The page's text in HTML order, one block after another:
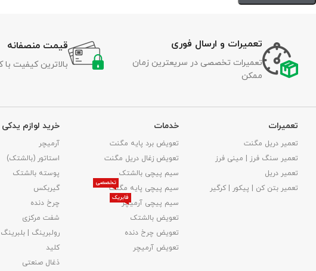
تعمیرات و ارسال فوری
تعمیرات تخصصی در سریعترین زمان
ممکن
قیمت منصفانه
بالاترین کیفیت
تعمیرات
تعمیر دریل مگنت
تعمیر سنگ فرز | مینی فرز
تعمیر دریل
تعمیر بتن کن | پیکور | کرگیر
خدمات
تعویض برد پایه مگنت
تعویض زغال دریل مگنت
سیم پیچی بالشتک
سیم پیچی پایه مگنت
تخصصی
سیم پیچی آرمیچر
فابریک
تعویض بالشتک​
تعویض چرخ دنده
تعویض آرمیچر
خرید لوازم یدکی
آرمیچر
استاتور (بالشتک)
پوسته بالشتک
گیربکس
چرخ دنده
شفت مرکزی
رولبرینگ | بلبرینگ
کلید
ذغال صنعتی